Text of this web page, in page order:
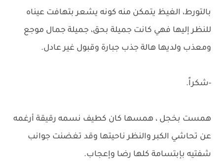
بالتورط، الغيظ يتمكن منه كونه يشعر بتهافت عيناه
للنظر إليها فهي كانت جميلة بحق، جميلة جمال موجع
ومعذب ولديها هالة جذب جبارة وقبول غير عادل.
-شكراً.
همست بخجل ، همسها كان كطيف نسمه رقيقة أرغمه
عن تحاشي الكبر والنظر ناحيتها وقد تغضنت جوانب
شفتيه بإبتسامة كلها رضا وإعجاب.